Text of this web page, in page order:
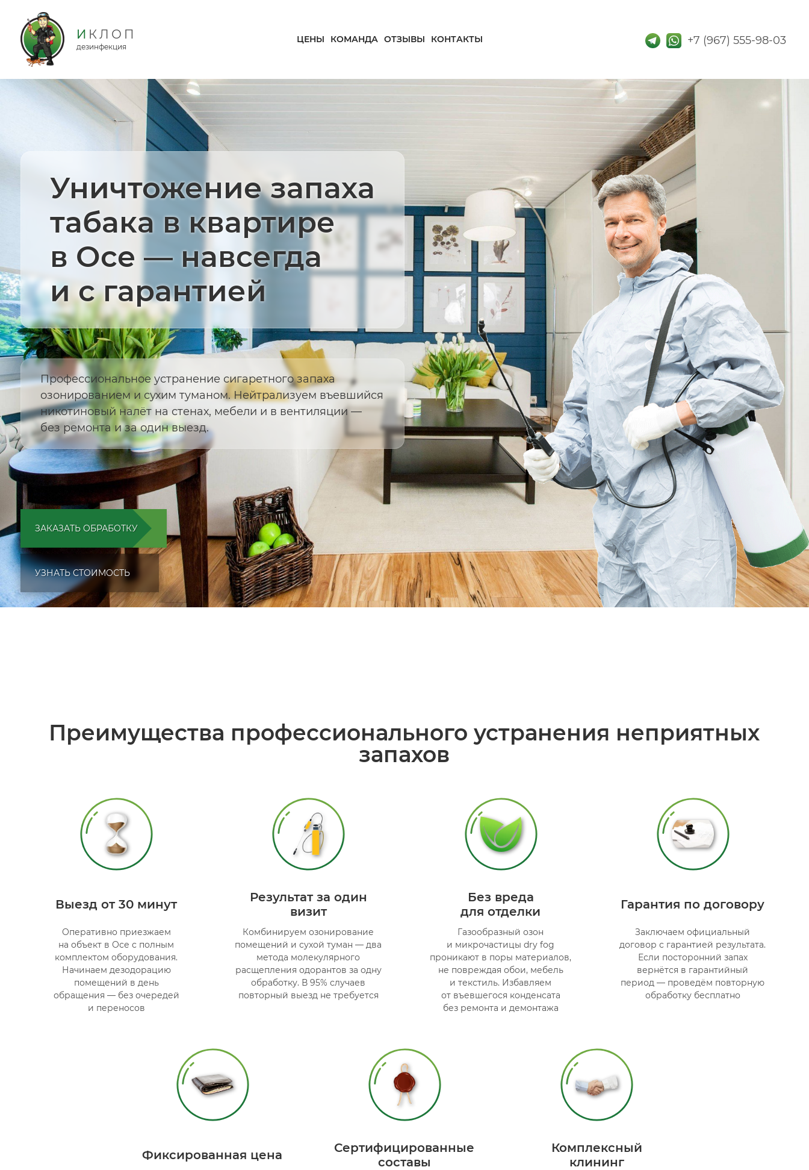
дезинфекция
ЦЕНЫ КОМАНДА ОТЗЫВЫ КОНТАКТЫ
Уничтожение запаха
табака в квартире
в Осе — навсегда
и с гарантией
Профессиональное устранение сигаретного запаха
озонированием и сухим туманом. Нейтрализуем въевшийся
никотиновый налёт на стенах, мебели и в вентиляции —
без ремонта и за один выезд.
ЗАКАЗАТЬ ОБРАБОТКУ
УЗНАТЬ СТОИМОСТЬ
Преимущества профессионального устранения неприятных
запахов
Выезд от 30 минут
Оперативно приезжаем
на объект в Осе с полным
комплектом оборудования.
Начинаем дезодорацию
помещений в день
обращения — без очередей
и переносов
Результат за один
визит
Комбинируем озонирование
помещений и сухой туман — два
метода молекулярного
расщепления одорантов за одну
обработку. В 95% случаев
повторный выезд не требуется
Без вреда
для отделки
Газообразный озон
и микрочастицы dry fog
проникают в поры материалов,
не повреждая обои, мебель
и текстиль. Избавляем
от въевшегося конденсата
без ремонта и демонтажа
Гарантия по договору
Заключаем официальный
договор с гарантией результата.
Если посторонний запах
вернётся в гарантийный
период — проведём повторную
обработку бесплатно
Фиксированная цена
Сертифицированные
составы
Комплексный
клининг